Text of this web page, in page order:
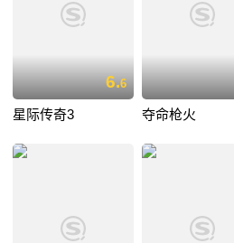
6.6
星际传奇3 夺命枪火